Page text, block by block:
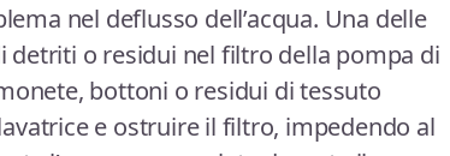
nel deflusso dell’acqua. Una delle
detriti o residui nel filtro della pompa di
bottoni o residui di tessuto
e ostruire il filtro, impedendo al